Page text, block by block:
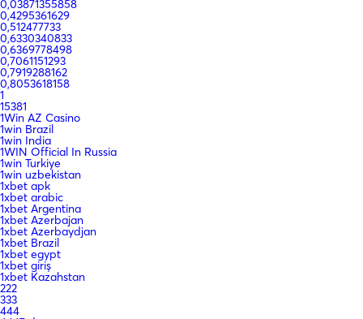
0,03871355858
0,4295361629
0,512477733
0,6330340833
0,6369778498
0,7061151293
0,7919288162
0,8053618158
1
15381
1Win AZ Casino
1win Brazil
1win India
1WIN Official In Russia
1win Turkiye
1win uzbekistan
1xbet apk
1xbet arabic
1xbet Argentina
1xbet Azerbajan
1xbet Azerbaydjan
1xbet Brazil
1xbet egypt
1xbet giriş
1xbet Kazahstan
222
333
444